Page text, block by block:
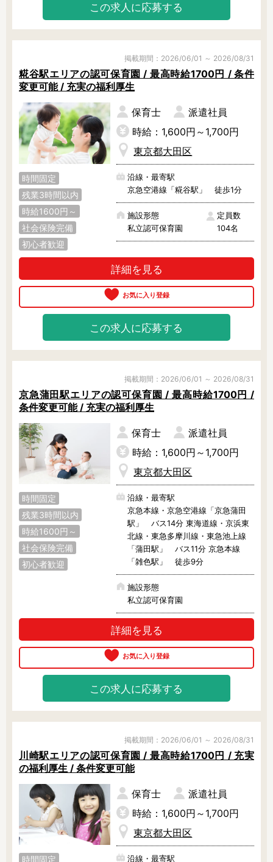
この求人に応募する
掲載期間：2026/06/01 ～ 2026/08/31
糀谷駅エリアの認可保育園 / 最高時給1700円 / 条件
変更可能 / 充実の福利厚生
時間固定
残業3時間以内
時給1600円～
社会保険完備
初心者歓迎
保育士
派遣社員
時給：1,600円～1,700円
東京都大田区
沿線・最寄駅
京急空港線「糀谷駅」 徒歩1分
施設形態
私立認可保育園
定員数
104名
詳細を見る
この求人に応募する
掲載期間：2026/06/01 ～ 2026/08/31
京急蒲田駅エリアの認可保育園 / 最高時給1700円 /
条件変更可能 / 充実の福利厚生
時間固定
残業3時間以内
時給1600円～
社会保険完備
初心者歓迎
保育士
派遣社員
時給：1,600円～1,700円
東京都大田区
沿線・最寄駅
京急本線・京急空港線「京急蒲田
駅」 バス14分 東海道線・京浜東
北線・東急多摩川線・東急池上線
「蒲田駅」 バス11分 京急本線
「雑色駅」 徒歩9分
施設形態
私立認可保育園
詳細を見る
この求人に応募する
掲載期間：2026/06/01 ～ 2026/08/31
川崎駅エリアの認可保育園 / 最高時給1700円 / 充実
の福利厚生 / 条件変更可能
時間固定
保育士
派遣社員
時給：1,600円～1,700円
東京都大田区
沿線・最寄駅